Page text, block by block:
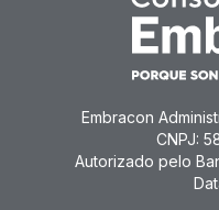
Embracon
CNPJ:
Autorizado pelo